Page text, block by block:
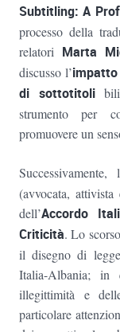
Subtitling: A
processo della
relatori Marta
discusso l’
di sottotitoli
strumento per
promuovere un
(avvocata,
dell’Accordo
Criticità. Lo
il disegno di
Italia-Albania;
illegittimità e
particolare